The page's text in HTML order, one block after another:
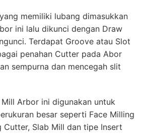
memiliki lubang dimasukkan
ini lalu dikunci dengan Draw
Terdapat Groove atau Slot
penahan Cutter pada Abor
sempurna dan mencegah slit
Mill Arbor ini digunakan untuk
besar seperti Face Milling
Cutter, Slab Mill dan tipe Insert